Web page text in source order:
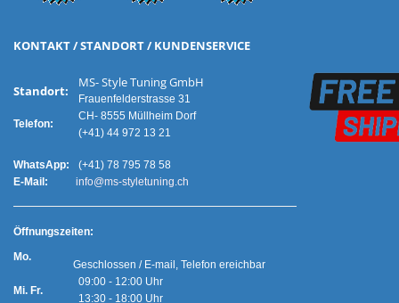
KONTAKT / STANDORT / KUNDENSERVICE
Standort:
Telefon:
MS- Style Tuning GmbH
Frauenfelderstrasse 31
CH- 8555 Müllheim Dorf
(+41) 44 972 13 21
WhatsApp:
(+41) 78 795 78 58
E-Mail:
info@ms-styletuning.ch
Öffnungszeiten:
Mo.
Mi. Fr.
Geschlossen / E-mail, Telefon ereichbar
09:00 - 12:00 Uhr
13:30 - 18:00 Uhr